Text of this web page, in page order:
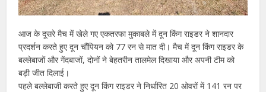
आज के दूसरे मैच में खेले गए एकतरफा मुकाबले में दून किंग राइडर ने शानदार
प्रदर्शन करते हुए दून चौंपियन को 77 रन से मात दी। मैच में दून किंग राइडर के
बल्लेबाजों और गेंदबाजों, दोनों ने बेहतरीन तालमेल दिखाया और अपनी टीम को
बड़ी जीत दिलाई।
पहले बल्लेबाजी करते हुए दून किंग राइडर ने निर्धारित 20 ओवरों में 141 रन पर